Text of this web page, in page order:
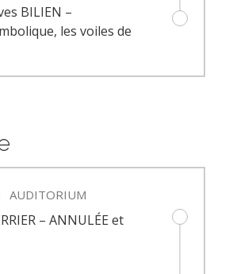
BILIEN –
les voiles de
AUDITORIUM
– ANNULÉE et